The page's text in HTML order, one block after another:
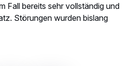
Fall bereits sehr vollständig und
Störungen wurden bislang